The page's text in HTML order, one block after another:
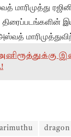
மாரிமுத்து
திரைப்படங்களின்